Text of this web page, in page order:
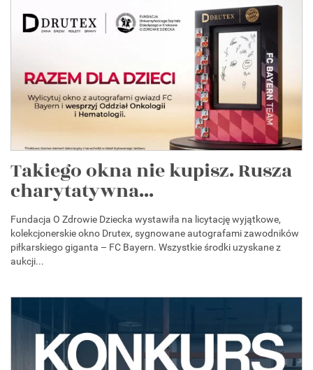
Takiego okna nie kupisz. Rusza
charytatywna...
Fundacja O Zdrowie Dziecka wystawiła na licytację wyjątkowe,
kolekcjonerskie okno Drutex, sygnowane autografami zawodników
piłkarskiego giganta – FC Bayern. Wszystkie środki uzyskane z
aukcji...